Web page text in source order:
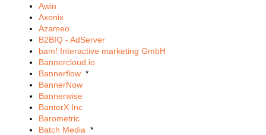
Awin
Axonix
Azameo
B2BIQ - AdServer
bam! Interactive marketing GmbH
Bannercloud.io
Bannerflow *
BannerNow
Bannerwise
BanterX Inc
Barometric
Batch Media *